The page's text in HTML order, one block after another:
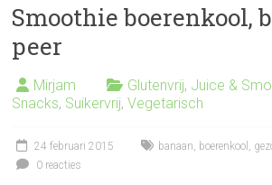
Smoothie boerenkool,
peer
Mirjam Glutenvrij, Juice &
Snacks, Suikervrij,Vegetarisch
24 februari 2015 banaan boerenkool
0 reacties